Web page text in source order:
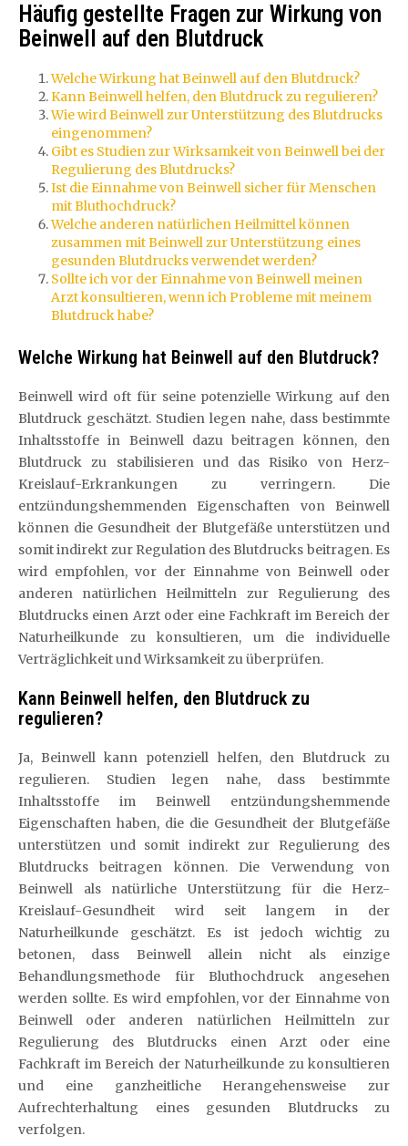
Häufig gestellte Fragen zur Wirkung von
Beinwell auf den Blutdruck
Welche Wirkung hat Beinwell auf den Blutdruck?
Kann Beinwell helfen, den Blutdruck zu regulieren?
Wie wird Beinwell zur Unterstützung des Blutdrucks
eingenommen?
Gibt es Studien zur Wirksamkeit von Beinwell bei der
Regulierung des Blutdrucks?
Ist die Einnahme von Beinwell sicher für Menschen
mit Bluthochdruck?
Welche anderen natürlichen Heilmittel können
zusammen mit Beinwell zur Unterstützung eines
gesunden Blutdrucks verwendet werden?
Sollte ich vor der Einnahme von Beinwell meinen
Arzt konsultieren, wenn ich Probleme mit meinem
Blutdruck habe?
Welche Wirkung hat Beinwell auf den Blutdruck?
Beinwell wird oft für seine potenzielle Wirkung auf den
Blutdruck geschätzt. Studien legen nahe, dass bestimmte
Inhaltsstoffe in Beinwell dazu beitragen können, den
Blutdruck zu stabilisieren und das Risiko von Herz-
Kreislauf-Erkrankungen zu verringern. Die
entzündungshemmenden Eigenschaften von Beinwell
können die Gesundheit der Blutgefäße unterstützen und
somit indirekt zur Regulation des Blutdrucks beitragen. Es
wird empfohlen, vor der Einnahme von Beinwell oder
anderen natürlichen Heilmitteln zur Regulierung des
Blutdrucks einen Arzt oder eine Fachkraft im Bereich der
Naturheilkunde zu konsultieren, um die individuelle
Verträglichkeit und Wirksamkeit zu überprüfen.
Kann Beinwell helfen, den Blutdruck zu
regulieren?
Ja, Beinwell kann potenziell helfen, den Blutdruck zu
regulieren. Studien legen nahe, dass bestimmte
Inhaltsstoffe im Beinwell entzündungshemmende
Eigenschaften haben, die die Gesundheit der Blutgefäße
unterstützen und somit indirekt zur Regulierung des
Blutdrucks beitragen können. Die Verwendung von
Beinwell als natürliche Unterstützung für die Herz-
Kreislauf-Gesundheit wird seit langem in der
Naturheilkunde geschätzt. Es ist jedoch wichtig zu
betonen, dass Beinwell allein nicht als einzige
Behandlungsmethode für Bluthochdruck angesehen
werden sollte. Es wird empfohlen, vor der Einnahme von
Beinwell oder anderen natürlichen Heilmitteln zur
Regulierung des Blutdrucks einen Arzt oder eine
Fachkraft im Bereich der Naturheilkunde zu konsultieren
und eine ganzheitliche Herangehensweise zur
Aufrechterhaltung eines gesunden Blutdrucks zu
verfolgen.